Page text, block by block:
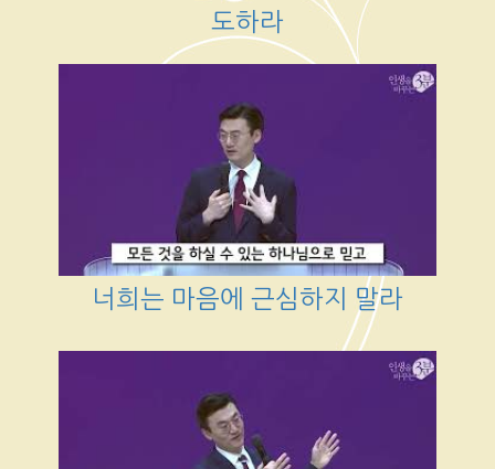
도하라
너희는 마음에 근심하지 말라